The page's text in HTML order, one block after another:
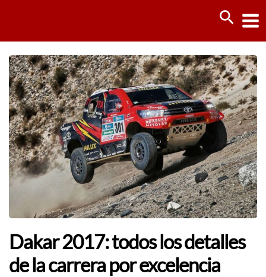
Dakar 2017: todos los detalles
de la carrera por excelencia